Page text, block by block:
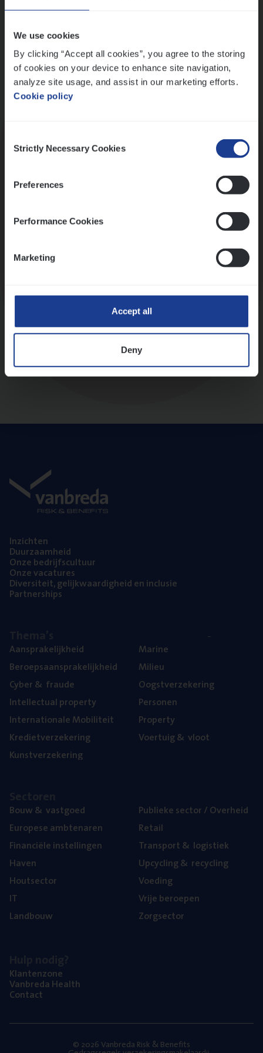
We use cookies
By clicking “Accept all cookies”, you agree to the storing
of cookies on your device to enhance site navigation,
analyze site usage, and assist in our marketing efforts.
Cookie policy
Selection
Strictly Necessary Cookies
Preferences
Performance Cookies
Marketing
Accept all
Deny
Inzich­ten
Duur­zaam­heid
Onze bedrijfs­cul­tuur
Onze vaca­tu­res
Diver­si­teit, gelijk­waar­dig­heid en inclusie
Part­ner­ships
Aan­spra­ke­lijk­heid
Beroeps­aan­spra­ke­lijk­heid
Cyber& fraude
Intel­lec­tu­al property
Inter­na­ti­o­na­le Mobiliteit
Kre­diet­ver­ze­ke­ring
Kunst­ver­ze­ke­ring
Mari­ne
Mili­eu
Oogst­ver­ze­ke­ring
Per­so­nen
Pro­per­ty
Voer­tuig& vloot
Bouw& vastgoed
Euro­pe­se ambtenaren
Finan­ci­ë­le instellingen
Haven
Hout­sec­tor
IT
Land­bouw
Publie­ke sec­tor / Overheid
Retail
Trans­port& logistiek
Upcy­cling& recycling
Voe­ding
Vrije beroe­pen
Zorg­sec­tor
Klan­ten­zo­ne
Van­b­re­da Health
Con­tact
© 2026 Vanbreda Risk & Benefits